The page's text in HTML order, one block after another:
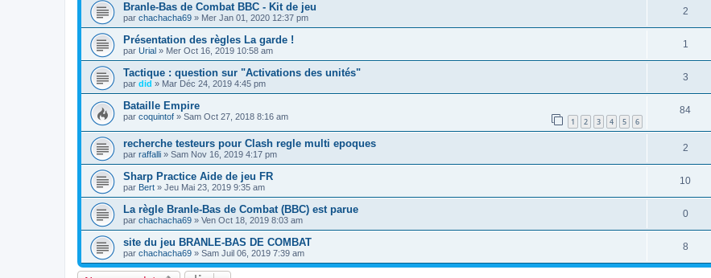
Branle-Bas de Combat BBC - Kit de jeu
par chachacha69 » Mer Jan 01, 2020 12:37 pm
2
Présentation des règles La garde !
par Urial » Mer Oct 16, 2019 10:58 am
1
Tactique : question sur "Activations des unités"
par did » Mar Déc 24, 2019 4:45 pm
3
Bataille Empire
par coquintof » Sam Oct 27, 2018 8:16 am 1 2 3 4 5 6
84
recherche testeurs pour Clash regle multi epoques
par raffalli » Sam Nov 16, 2019 4:17 pm
2
Sharp Practice Aide de jeu FR
par Bert » Jeu Mai 23, 2019 9:35 am
10
La règle Branle-Bas de Combat (BBC) est parue
par chachacha69 » Ven Oct 18, 2019 8:03 am
0
site du jeu BRANLE-BAS DE COMBAT
par chachacha69 » Sam Juil 06, 2019 7:39 am
8